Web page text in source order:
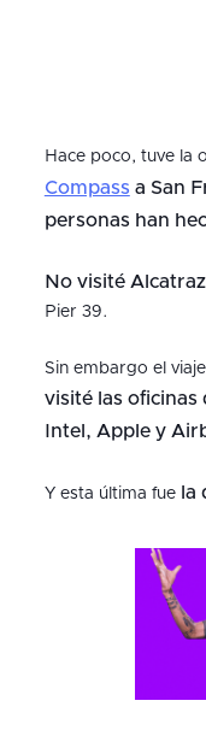
Hace poco, tuve la
Compass a San
personas han
No visité Alcatraz
Pier 39.
Sin embargo el
visité las oficinas
Intel, Apple y
Y esta última fue la